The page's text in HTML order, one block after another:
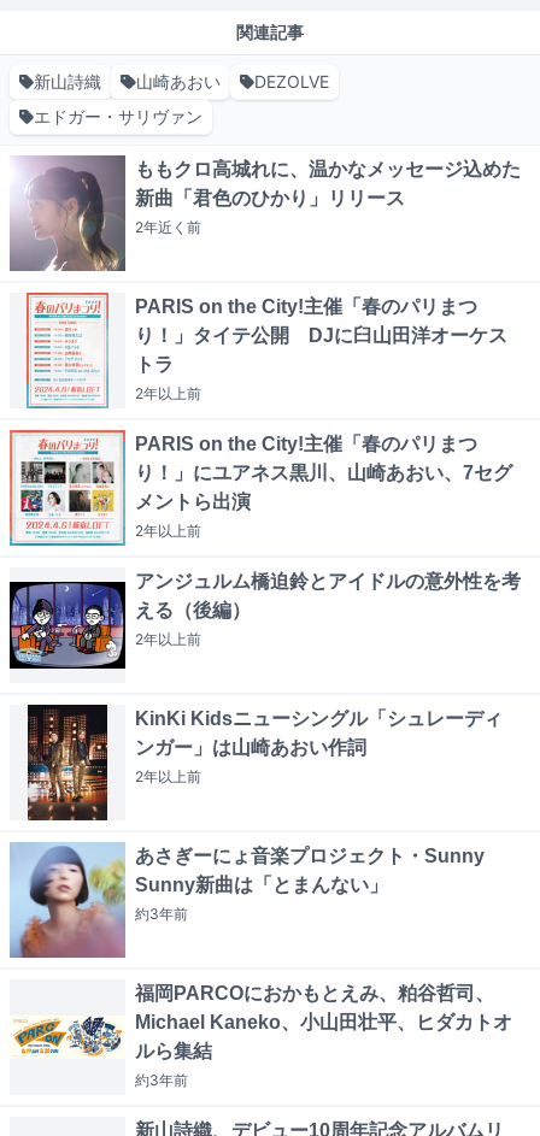
関連記事
新山詩織 山崎あおい
DEZOLVE
エドガー・サリヴァン
ももクロ高城れに、温かなメッセージ込めた
新曲「君色のひかり」リリース
2年近く 前
PARIS on the City!主催「春のパリまつ
り！」タイテ公開 DJに臼山田洋オーケス
トラ
2年以上前
PARIS on the City!主催「春のパリまつ
り！」にユアネス黒川、山崎あおい、7セグ
メントら出演
2年以上前
アンジュルム橋迫鈴とアイドルの意外性を考
える（後編）
2年以上前
KinKi Kidsニューシングル「シュレーディ
ンガー」は山崎あおい作詞
2年以上前
あさぎーにょ音楽プロジェクト・Sunny
Sunny新曲は「とまんない」
約3年前
福岡PARCOにおかもとえみ、粕谷哲司、
Michael Kaneko、小山田壮平、ヒダカトオ
ルら集結
約3年前
新山詩織、デビュー10周年記念アルバムリ